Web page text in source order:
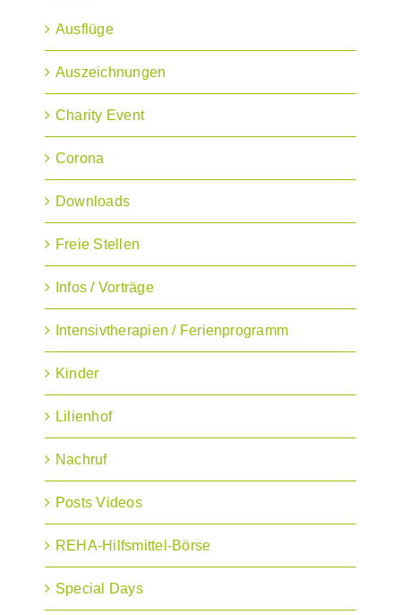
Ausflüge
Auszeichnungen
Charity Event
Corona
Downloads
Freie Stellen
Infos / Vorträge
Intensivtherapien / Ferienprogramm
Kinder
Lilienhof
Nachruf
Posts Videos
REHA-Hilfsmittel-Börse
Special Days